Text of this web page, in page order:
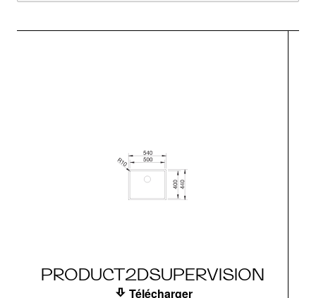
PRODUCT2DSUPERVISION
Télécharger